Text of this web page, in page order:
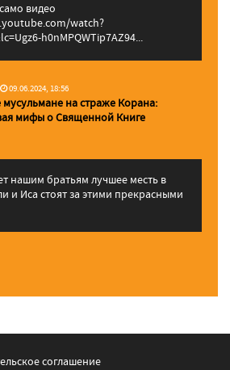
видео
watch?
h0nMPQWTip7AZ94...
09.06.2024, 18:56
мусульмане на страже Корана:
мифы о Священной Книге
нашим братьям лучшее месть в
и Иса стоят за этими прекрасными
соглашение